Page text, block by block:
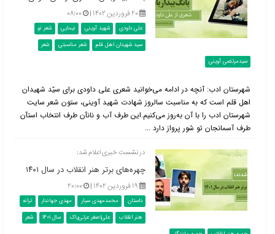
۲۰ فروردین ۱۴۰۲ | ۰۸:۰۰
علی داودی شهید آوینی نیمایی
شعر نو
سید شهیدان اهل قلم
شعر مناسبتی
شعر
سیدمرتضی آوینی
شهرستان ادب: آنچه در ادامه می‌خوانید شعری علی داودی برای سیّد شهیدان
اهل قلم است که به مناسبت سالروز شهادت شهید آوینی، ستون شعر سایت
شهرستان ادب را با آن به‌روز می‌کنیم.این طرف آب و نانآن طرف انتخاب استآن
طرف آسمانجان تو شور پرواز دارد ...
در نشست خبری اعلام شد:
چهره‌های برتر هنر انقلاب در سال ۱۴۰۱
۱۹ فروردین ۱۴۰۲ | ۲۰:۰۰
داستان محمدمهدی سیار مهدی جهاندار
ترانه
هنر انقلاب
علی‌اصغر عزتی‌پاک سال 1401
شعر